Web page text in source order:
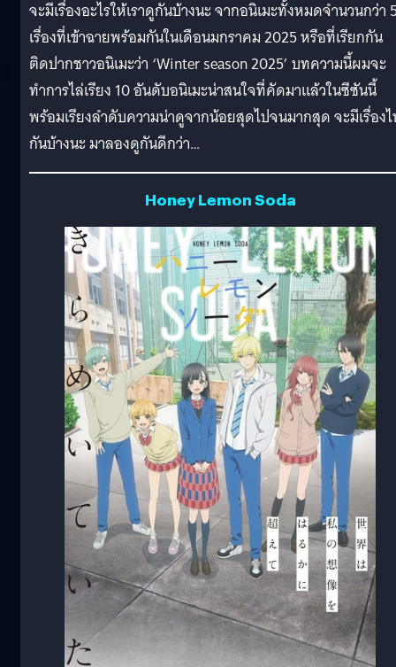
จะมีเรื่องอะไรให้เราดูกันบ้างนะ จากอนิเมะทั้งหมดจำนวนกว่า
เรื่องที่เข้าฉายพร้อมกันในเดือนมกราคม 2025 หรือที่เรียกกัน
ติดปากชาวอนิเมะว่า ‘Winter season 2025’ บทความนี้ผมจะ
ทำการไล่เรียง 10 อันดับอนิเมะน่าสนใจที่คัดมาแล้วในซีซันนี้
พร้อมเรียงลำดับความน่าดูจากน้อยสุดไปจนมากสุด จะมีเรื่อง
กันบ้างนะ มาลองดูกันดีกว่า…
Honey Lemon Soda